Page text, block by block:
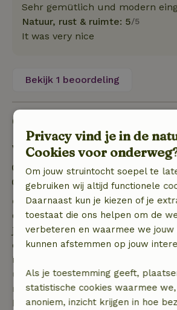
Sehr gemütlich und modern
Natuur, rust & ruimte: 5/5
It was very nice
Bekijk 1 beoordeling
Goed om te weten
Verblijfdetails
Inchecken: 15:00- 22:00
Uitchecken: 07:00- 11:00
Gratis annuleren binnen 7 dagen
Gratis annuleren binnen 7 dagen
je boeking, bij een
dagen voor aanvang. Bij een
binnen 28 dagen geldt gratis
uur. Bij annulering binnen gestelde
recht op volledige terugbetaling
boekingsbedrag.
Privacy vind je in de
Cookies voor
Om jouw struintocht soepel te
gebruiken wij altijd functionele
Daarnaast kun je kiezen of je
toestaat die ons helpen om de
verbeteren en waarmee we
kunnen afstemmen op jouw
Als je toestemming geeft,
statistische cookies waarmee
anoniem, inzicht krijgen in hoe